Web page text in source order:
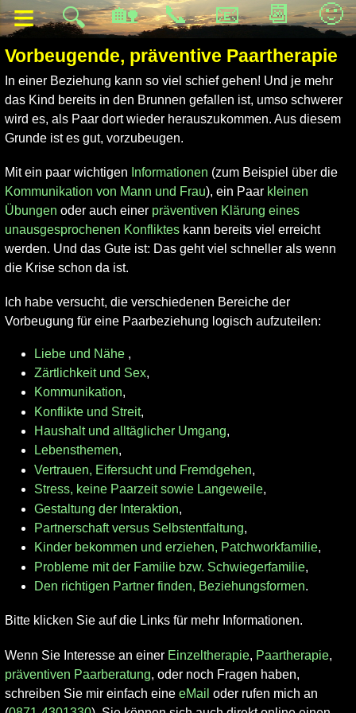
≡ 🔍 🏡 📞 📧 📆 🙂
Vorbeugende, präventive Paartherapie
In einer Beziehung kann so viel schief gehen! Und je mehr
das Kind bereits in den Brunnen gefallen ist, umso schwerer
wird es, als Paar dort wieder herauszukommen. Aus diesem
Grunde ist es gut, vorzubeugen.
Mit ein paar wichtigen Informationen (zum Beispiel über die
Kommunikation von Mann und Frau), ein Paar kleinen
Übungen oder auch einer präventiven Klärung eines
unausgesprochenen Konfliktes kann bereits viel erreicht
werden. Und das Gute ist: Das geht viel schneller als wenn
die Krise schon da ist.
Ich habe versucht, die verschiedenen Bereiche der
Vorbeugung für eine Paarbeziehung logisch aufzuteilen:
Liebe und Nähe ,
Zärtlichkeit und Sex,
Kommunikation,
Konflikte und Streit,
Haushalt und alltäglicher Umgang,
Lebensthemen,
Vertrauen, Eifersucht und Fremdgehen,
Stress, keine Paarzeit sowie Langeweile,
Gestaltung der Interaktion,
Partnerschaft versus Selbstentfaltung,
Kinder bekommen und erziehen, Patchworkfamilie,
Probleme mit der Familie bzw. Schwiegerfamilie,
Den richtigen Partner finden, Beziehungsformen.
Bitte klicken Sie auf die Links für mehr Informationen.
Wenn Sie Interesse an einer Einzeltherapie, Paartherapie,
präventiven Paarberatung, oder noch Fragen haben,
schreiben Sie mir einfach eineeMail oder rufen mich an